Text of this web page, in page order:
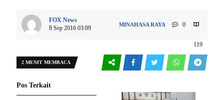
FOX News
8 Sep 2016 03:09
MINAHASA RAYA 0
119
2 MENIT MEMBACA
Pos Terkait